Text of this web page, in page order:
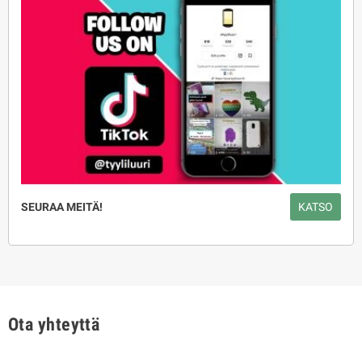
SEURAA MEITÄ! KATSO
Ota yhteyttä